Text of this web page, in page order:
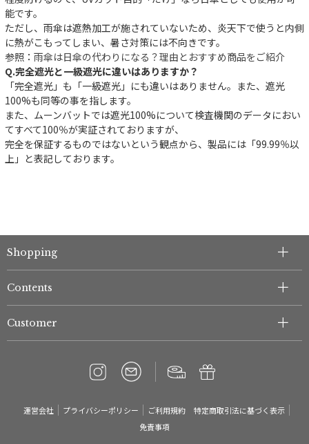
件
能です。
ただし、雨傘は遮熱加工が施されていないため、炎天下で使うと内側
に熱がこもってしまい、暑さ対策には不向きです。
参照： 雨傘は日傘の代わりになる？理由とおすすめ商品をご紹介
Q.完全遮光と一級遮光に違いはありますか？
「完全遮光」も「一級遮光」にも違いはありません。また、遮光
100%も同等の事を指します。
また、ムーンバットでは遮光100%について検査機関のデータにおい
てすべて100％が実証されておりますが、
完全を保証するものではないという観点から、製品には「99.99％以
上」と表記しております。
Shopping
Contents
Customer
運営会社 プライバシーポリシー ご利用規約
特定商取引法に基づく表示
免責事項